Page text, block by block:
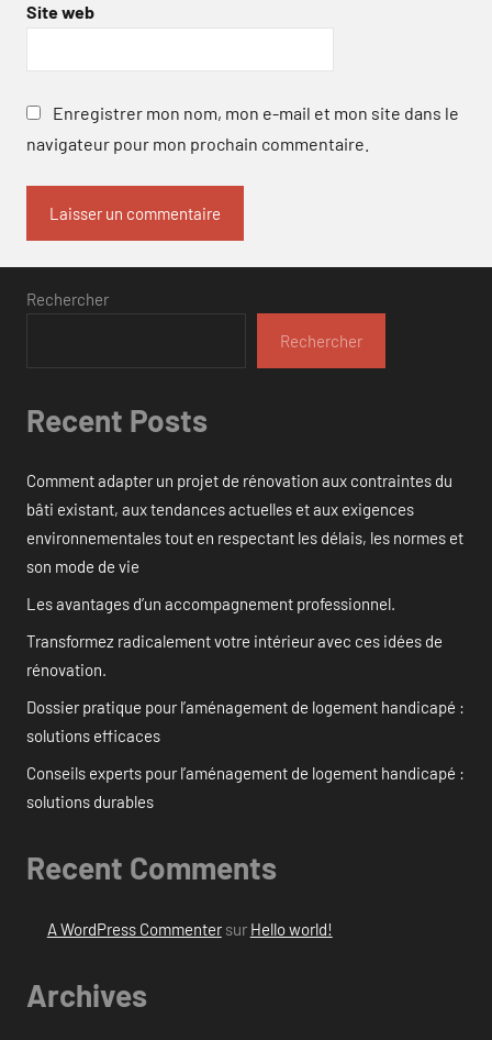
Site web
Enregistrer mon nom, mon e-mail et mon site dans le
navigateur pour mon prochain commentaire.
Rechercher
Rechercher
Recent Posts
Comment adapter un projet de rénovation aux contraintes du
bâti existant, aux tendances actuelles et aux exigences
environnementales tout en respectant les délais, les normes et
son mode de vie
Les avantages d’un accompagnement professionnel.
Transformez radicalement votre intérieur avec ces idées de
rénovation.
Dossier pratique pour l’aménagement de logement handicapé :
solutions efficaces
Conseils experts pour l’aménagement de logement handicapé :
solutions durables
Recent Comments
A WordPress Commentersur Hello world!
Archives